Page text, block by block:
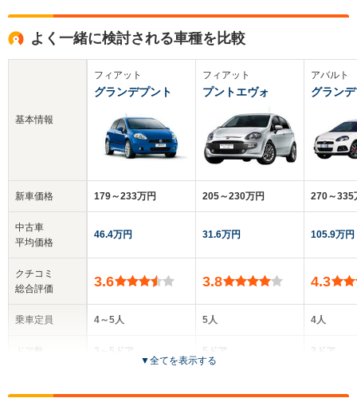
よく一緒に検討される車種を比較
基本情報
新車価格
中古車
平均価格
クチコミ
総合評価
乗車定員
フィアット
グランデプント
179～233万円
46.4万円
3.6
4～5人
3～5ドア
全高
フィアット
プントエヴォ
205～230万円
31.6万円
3.8
5人
5ドア
全高
アバルト
グラン
270～335
105.9万円
4.3
4人
3ドア
全
▼全てを表示する